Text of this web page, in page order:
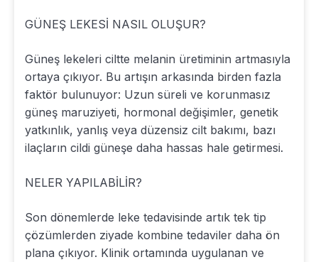
GÜNEŞ LEKESİ NASIL OLUŞUR?
Güneş lekeleri ciltte melanin üretiminin artmasıyla
ortaya çıkıyor. Bu artışın arkasında birden fazla
faktör bulunuyor: Uzun süreli ve korunmasız
güneş maruziyeti, hormonal değişimler, genetik
yatkınlık, yanlış veya düzensiz cilt bakımı, bazı
ilaçların cildi güneşe daha hassas hale getirmesi.
NELER YAPILABİLİR?
Son dönemlerde leke tedavisinde artık tek tip
çözümlerden ziyade kombine tedaviler daha ön
plana çıkıyor. Klinik ortamında uygulanan ve